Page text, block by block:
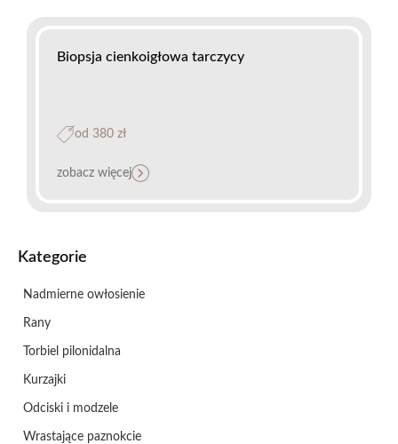
Kategorie
Nadmierne owłosienie
Rany
Torbiel pilonidalna
Kurzajki
Odciski i modzele
Wrastające paznokcie
Biopsja cienkoigłowa tarczycy
od 380 zł
zobacz więcej